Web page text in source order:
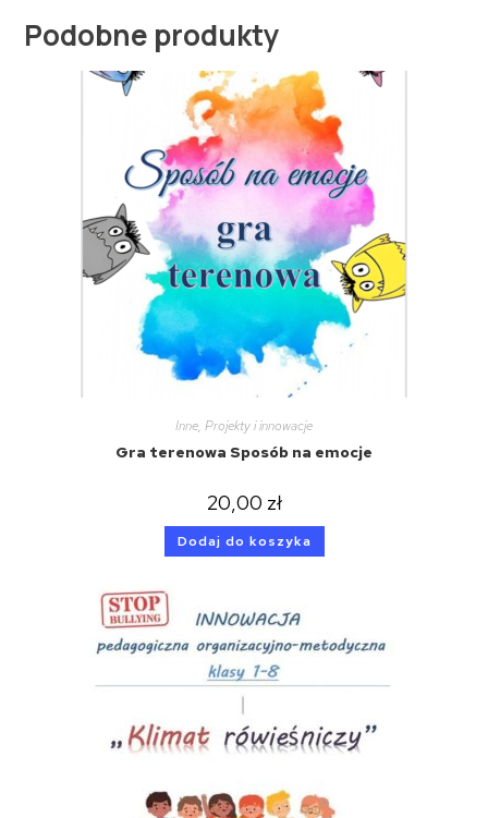
Podobne produkty
Inne, Projekty i innowacje
Gra terenowa Sposób na emocje
20,00 zł
Dodaj do koszyka